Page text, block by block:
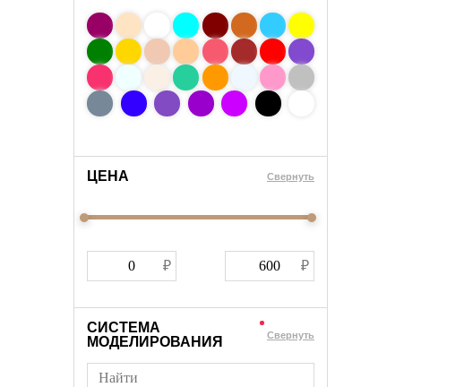
ЦЕНА Cвернуть
СИСТЕМА
МОДЕЛИРОВАНИЯ
Cвернуть